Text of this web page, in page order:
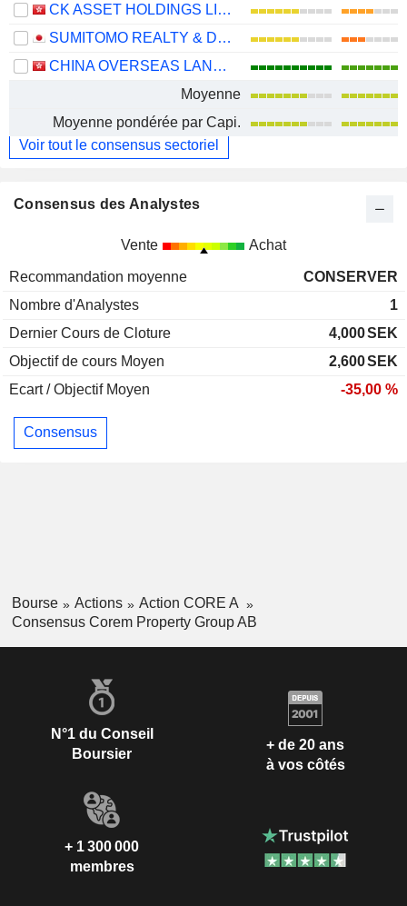
CK ASSET HOLDINGS LIMITED
SUMITOMO REALTY & DEVELOPMENT CO., LTD.
CHINA OVERSEAS LAND & INVESTMENT LIMITED
Moyenne
Moyenne pondérée par Capi.
Voir tout le consensus sectoriel
Consensus des Analystes
Vente Achat
Recommandation moyenne
CONSERVER
Nombre d'Analystes
1
Dernier Cours de Cloture
4,000SEK
Objectif de cours Moyen
2,600SEK
Ecart / Objectif Moyen
-35,00 %
Consensus
Bourse Actions
Action CORE A
Consensus Corem Property Group AB
N°1 du Conseil
Boursier
+ de 20 ans
à vos côtés
+ 1 300 000
membres